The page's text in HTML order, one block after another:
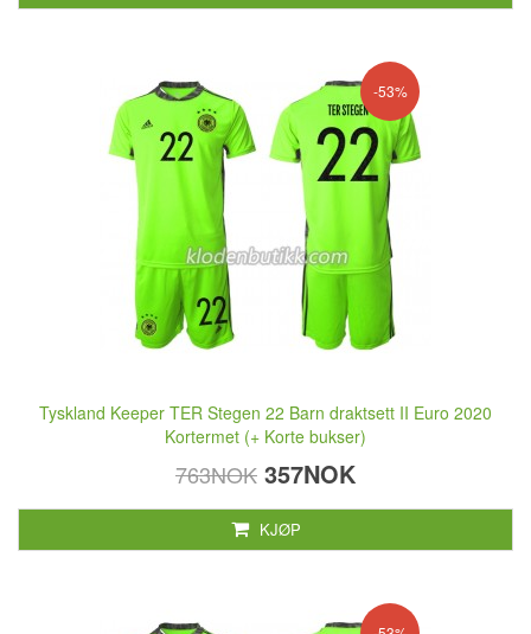
-53%
Tyskland Keeper TER Stegen 22 Barn draktsett II Euro 2020
Kortermet (+ Korte bukser)
763NOK 357NOK
KJØP